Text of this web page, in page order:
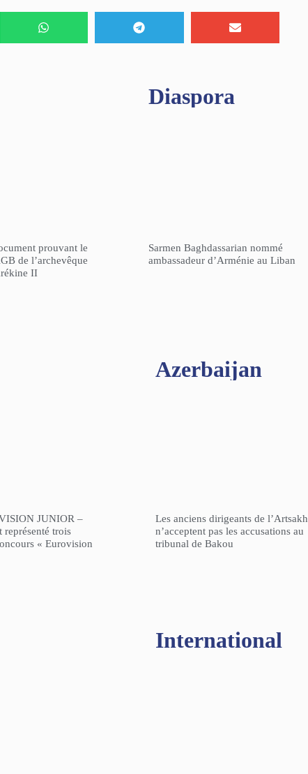
prouvant le
de l’archevêque
II
Diaspora
Sarmen Baghdassarian nommé
ambassadeur d’Arménie au Liban
JUNIOR –
représenté trois
« Eurovision
Azerbaijan
Les anciens dirigeants de l’Artsakh
n’acceptent pas les accusations au
tribunal de Bakou
International